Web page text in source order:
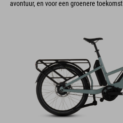
avontuur, en voor een groenere toekomst